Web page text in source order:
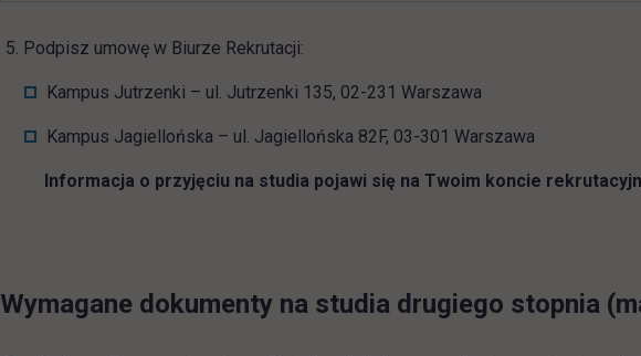
Podpisz umowę w Biurze Rekrutacji:
Kampus Jutrzenki – ul. Jutrzenki 135, 02-231 Warszawa
Kampus Jagiellońska – ul. Jagiellońska 82F, 03-301 Warszawa
Informacja o przyjęciu na studia pojawi się na Twoim koncie
Wymagane dokumenty na studia drugiego stopnia